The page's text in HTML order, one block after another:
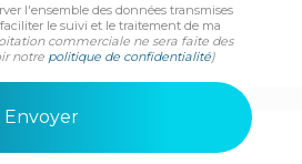
l'ensemble des données transmises
le suivi et le traitement de ma
commerciale ne sera faite des
notre politique de confidentialité)